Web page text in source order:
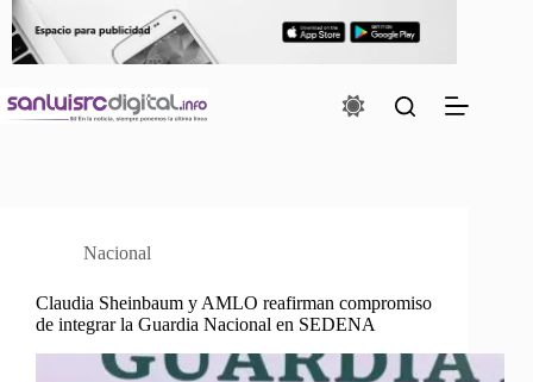
contenido
Nacional
Claudia Sheinbaum y AMLO reafirman compromiso
de integrar la Guardia Nacional en SEDENA